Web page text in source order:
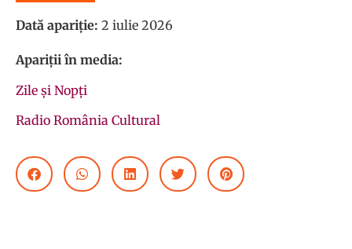
Dată apariție: 2 iulie 2026
Apariții în media:
Zile și Nopți
Radio România Cultural